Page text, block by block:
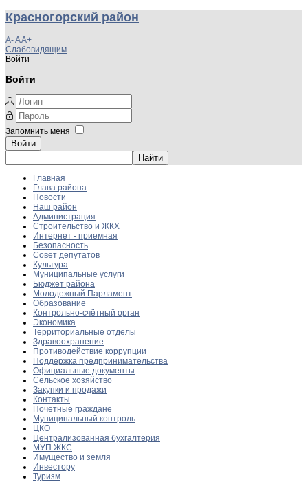
Красногорский район
A-AA+
Слабовидящим
Войти
Войти
Запомнить меня
Войти
Главная
Глава района
Новости
Наш район
Администрация
Строительство и ЖКХ
Интернет - приемная
Безопасность
Совет депутатов
Культура
Муниципальные услуги
Бюджет района
Молодежный Парламент
Образование
Контрольно-счётный орган
Экономика
Территориальные отделы
Здравоохранение
Противодействие коррупции
Поддержка предпринимательства
Официальные документы
Сельское хозяйство
Закупки и продажи
Контакты
Почетные граждане
Муниципальный контроль
ЦКО
Централизованная бухгалтерия
МУП ЖКС
Имущество и земля
Инвестору
Туризм